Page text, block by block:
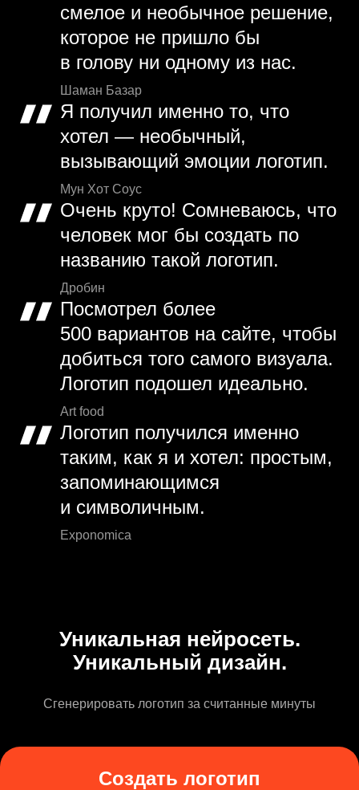
смелое и необычное решение,
которое не пришло бы
в голову ни одному из нас.
Шаман Базар
Я получил именно то, что
хотел — необычный,
вызывающий эмоции логотип.
Мун Хот Соус
Очень круто! Сомневаюсь, что
человек мог бы создать по
названию такой логотип.
Дробин
Посмотрел более
500 вариантов на сайте, чтобы
добиться того самого визуала.
Логотип подошел идеально.
Art food
Логотип получился именно
таким, как я и хотел: простым,
запоминающимся
и символичным.
Exponomica
Уникальная нейросеть.
Уникальный дизайн.
Сгенерировать логотип за считанные минуты
Создать логотип